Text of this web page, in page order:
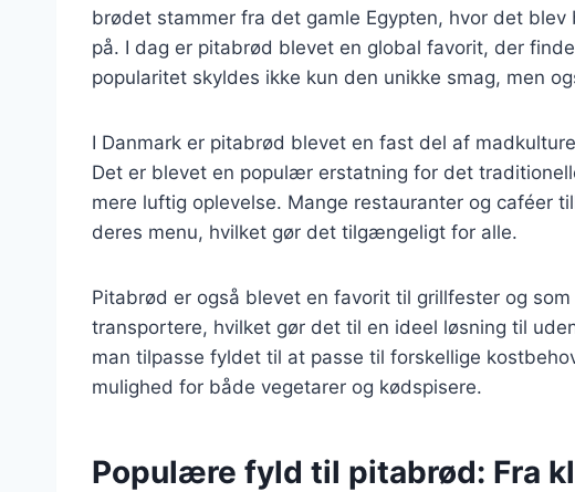
brødet stammer fra det gamle Egypten, hvor det
på. I dag er pitabrød blevet en global favorit, der
popularitet skyldes ikke kun den unikke smag, men
I Danmark er pitabrød blevet en fast del af
Det er blevet en populær erstatning for det
mere luftig oplevelse. Mange restauranter og caféer
deres menu, hvilket gør det tilgængeligt for alle.
Pitabrød er også blevet en favorit til grillfester og
transportere, hvilket gør det til en ideel løsning til
man tilpasse fyldet til at passe til forskellige
mulighed for både vegetarer og kødspisere.
Populære fyld til pitabrød: Fra